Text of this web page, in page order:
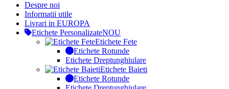
Despre noi
Informatii utile
Livrari in EUROPA
Etichete PersonalizateNOU
Etichete Fete
Etichete Rotunde
Etichete Dreptunghiulare
Etichete Baieti
Etichete Rotunde